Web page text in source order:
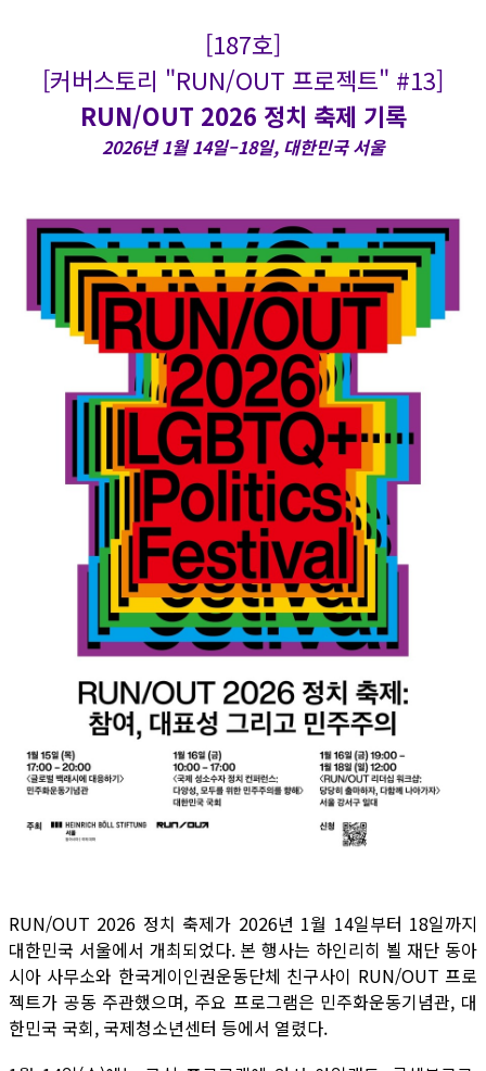
[187호]
[커버스토리 "RUN/OUT 프로젝트" #13]
RUN/OUT 2026 정치 축제 기록
2026년 1월 14일–18일, 대한민국 서울
RUN/OUT 2026 정치 축제가 2026년 1월 14일부터 18일까지
대한민국 서울에서 개최되었다. 본 행사는 하인리히 뵐 재단 동아
시아 사무소와 한국게이인권운동단체 친구사이 RUN/OUT 프로
젝트가 공동 주관했으며, 주요 프로그램은 민주화운동기념관, 대
한민국 국회, 국제청소년센터 등에서 열렸다.